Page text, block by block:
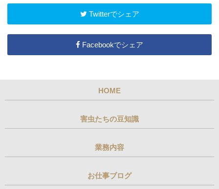
Twitterでシェア
Facebookでシェア
HOME
害虫たちの豆知識
業務内容
お仕事ブログ